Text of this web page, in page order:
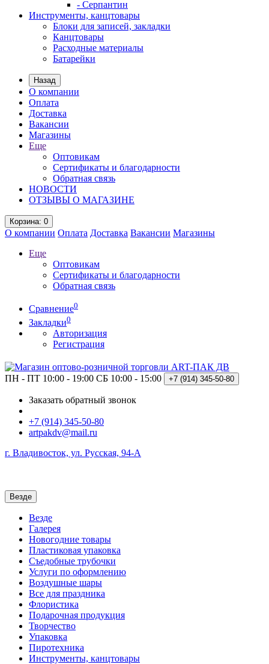
- Серпантин
Инструменты, канцтовары
Блоки для записей, закладки
Канцтовары
Расходные материалы
Батарейки
Назад
О компании
Оплата
Доставка
Вакансии
Магазины
Еще
Оптовикам
Сертификаты и благодарности
Обратная связь
НОВОСТИ
ОТЗЫВЫ О МАГАЗИНЕ
Корзина: 0
О компании Оплата Доставка Вакансии Магазины
Еще
Оптовикам
Сертификаты и благодарности
Обратная связь
Сравнение0
Закладки0
Авторизация
Регистрация
ПН - ПТ 10:00 - 19:00 СБ 10:00 - 15:00 +7 (914) 345-50-80
Заказать обратный звонок
+7 (914) 345-50-80
artpakdv@mail.ru
г. Владивосток, ул. Русская, 94-А
Везде
Везде
Галерея
Новогодние товары
Пластиковая упаковка
Съедобные трубочки
Услуги по оформлению
Воздушные шары
Все для праздника
Флористика
Подарочная продукция
Творчество
Упаковка
Пиротехника
Инструменты, канцтовары